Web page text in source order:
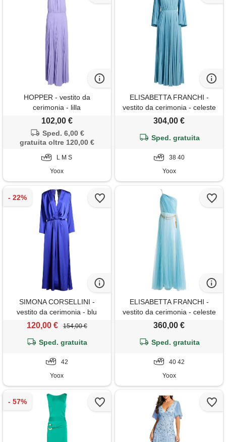
HOPPER - vestito da
cerimonia - lilla
102,00 €
Sped. 6,00 €
gratuita oltre 120,00 €
L M S
Yoox
ELISABETTA FRANCHI -
vestito da cerimonia - celeste
304,00 €
Sped. gratuita
38 40
Yoox
SIMONA CORSELLINI -
vestito da cerimonia - blu
china
120,00 € 154,00 €
Sped. gratuita
42
Yoox
ELISABETTA FRANCHI -
vestito da cerimonia - celeste
360,00 €
Sped. gratuita
40 42
Yoox